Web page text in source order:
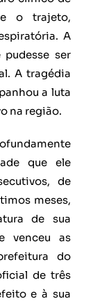
o trajeto,
A
ser
A tragédia
a luta
na região.
que ele
de
meses,
de sua
venceu as
do
de três
e à sua